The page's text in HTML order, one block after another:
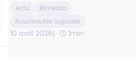
désormais possible !
Actu
Bimedia
Nouveautés logiciels
10 avril 2026 1min